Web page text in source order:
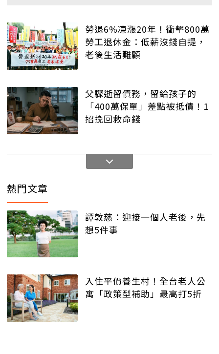
勞退6%凍漲20年！衝擊800萬
勞工退休金：低薪沒錢自提，
老後生活難顧
父驟逝留債務，留給孩子的
「400萬保單」差點被抵債！1
招挽回救命錢
熱門文章
譚敦慈：迎接一個人老後，先
想5件事
入住平價養生村！全台老人公
寓「政策型補助」最高打5折